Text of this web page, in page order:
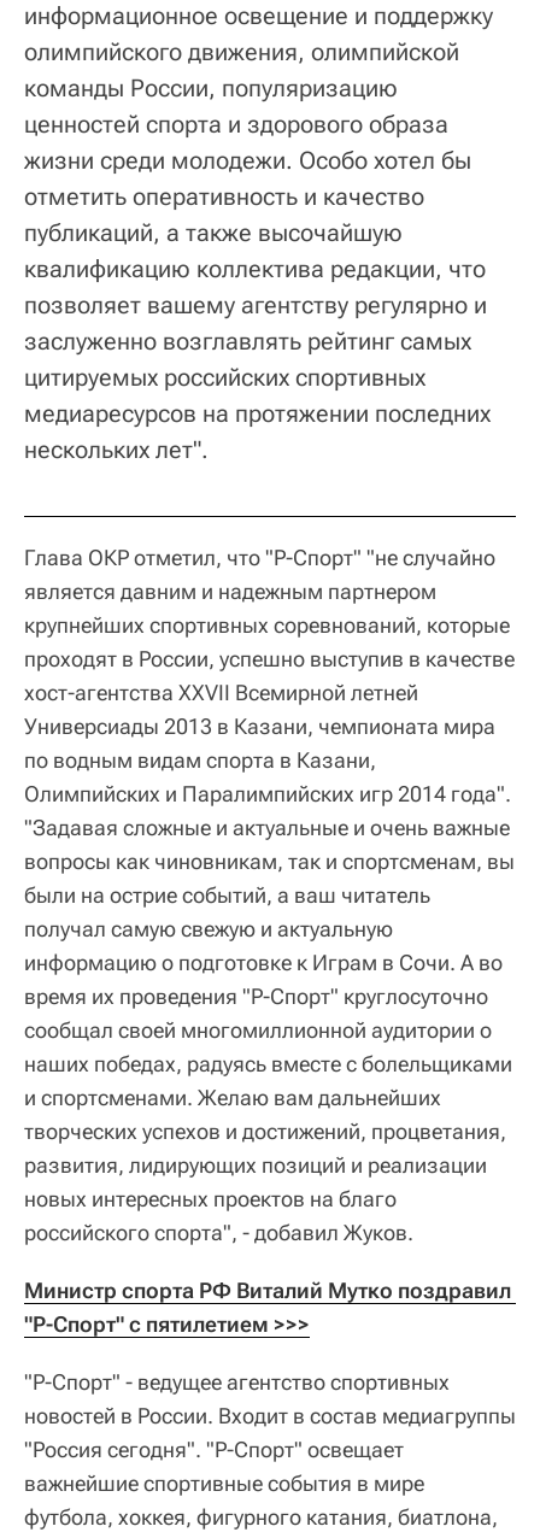
информационное освещение и поддержку
олимпийского движения, олимпийской
команды России, популяризацию
ценностей спорта и здорового образа
жизни среди молодежи. Особо хотел бы
отметить оперативность и качество
публикаций, а также высочайшую
квалификацию коллектива редакции, что
позволяет вашему агентству регулярно и
заслуженно возглавлять рейтинг самых
цитируемых российских спортивных
медиаресурсов на протяжении последних
нескольких лет".
Глава ОКР отметил, что "Р-Спорт" "не случайно
является давним и надежным партнером
крупнейших спортивных соревнований, которые
проходят в России, успешно выступив в качестве
хост-агентства XXVII Всемирной летней
Универсиады 2013 в Казани, чемпионата мира
по водным видам спорта в Казани,
Олимпийских и Паралимпийских игр 2014 года".
"Задавая сложные и актуальные и очень важные
вопросы как чиновникам, так и спортсменам, вы
были на острие событий, а ваш читатель
получал самую свежую и актуальную
информацию о подготовке к Играм в Сочи. А во
время их проведения "Р-Спорт" круглосуточно
сообщал своей многомиллионной аудитории о
наших победах, радуясь вместе с болельщиками
и спортсменами. Желаю вам дальнейших
творческих успехов и достижений, процветания,
развития, лидирующих позиций и реализации
новых интересных проектов на благо
российского спорта", - добавил Жуков.
Министр спорта РФ Виталий Мутко поздравил
"Р-Спорт" с пятилетием >>>
"Р-Спорт" - ведущее агентство спортивных
новостей в России. Входит в состав медиагруппы
"Россия сегодня". "Р-Спорт" освещает
важнейшие спортивные события в мире
футбола, хоккея, фигурного катания, биатлона,